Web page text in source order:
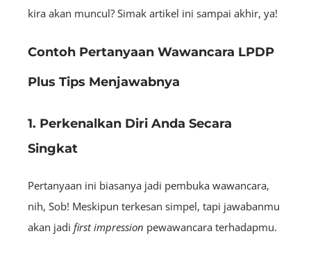
kira akan muncul? Simak artikel ini sampai akhir, ya!
Contoh Pertanyaan Wawancara LPDP
Plus Tips Menjawabnya
1. Perkenalkan Diri Anda Secara
Singkat
Pertanyaan ini biasanya jadi pembuka wawancara,
nih, Sob! Meskipun terkesan simpel, tapi jawabanmu
akan jadi first impression pewawancara terhadapmu.